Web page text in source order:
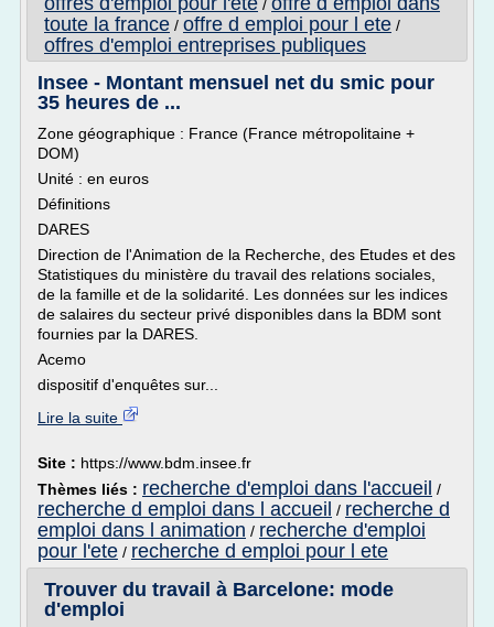
/
toute la france / offre d emploi pour l ete /
offres d'emploi entreprises publiques
Insee - Montant mensuel net du smic pour
35 heures de ...
Zone géographique : France (France métropolitaine +
DOM)
Unité : en euros
Définitions
DARES
Direction de l'Animation de la Recherche, des Etudes et des
Statistiques du ministère du travail des relations sociales,
de la famille et de la solidarité. Les données sur les indices
de salaires du secteur privé disponibles dans la BDM sont
fournies par la DARES.
Acemo
dispositif d'enquêtes sur...
Lire la suite
Site : https://www.bdm.insee.fr
Thèmes liés : recherche d'emploi dans l'accueil /
recherche d emploi dans l accueil / recherche d
emploi dans l animation / recherche d'emploi
pour l'ete / recherche d emploi pour l ete
Trouver du travail à Barcelone: mode
d'emploi